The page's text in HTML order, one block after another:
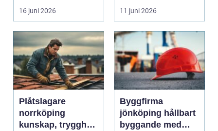
ljudnivån sjunker o...
16 juni 2026 11 juni 2026
Plåtslagare
norrköping
kunskap, trygghet
Byggfirma
jönköping hållbart
byggande med